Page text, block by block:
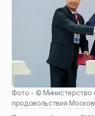
Фото - ©Министерство
продовольствия